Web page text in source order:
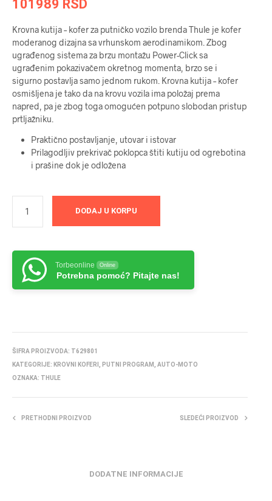
101989 RSD
Krovna kutija – kofer za putničko vozilo brenda Thule je kofer
moderanog dizajna sa vrhunskom aerodinamikom. Zbog
ugrađenog sistema za brzu montažu Power-Click sa
ugrađenim pokazivačem okretnog momenta, brzo se i
sigurno postavlja samo jednom rukom. Krovna kutija – kofer
osmišljena je tako da na krovu vozila ima položaj prema
napred, pa je zbog toga omogućen potpuno slobodan pristup
prtljažniku.
Praktično postavljanje, utovar i istovar
Prilagodljiv prekrivač poklopca štiti kutiju od ogrebotina
i prašine dok je odložena
DODAJ U KORPU
Torbeonline Online
Potrebna pomoć? Pitajte nas!
ŠIFRA PROIZVODA: T629801
KATEGORIJE: KROVNI KOFERI PUTNI PROGRAM
AUTO-MOTO
OZNAKA: THULE
PRETHODNI PROIZVOD SLEDEĆI PROIZVOD
DODATNE INFORMACIJE